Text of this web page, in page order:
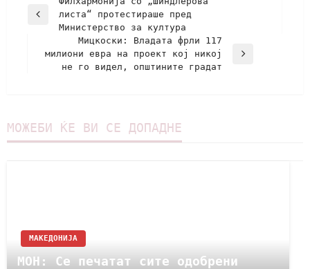
листа“ протестираше пред
Министерство за култура
Мицкоски: Владата фрли 117
милиони евра на проект кој никој
не го видел, општините градат
МОЖЕБИ ЌЕ ВИ СЕ ДОПАДНЕ
МАКЕДОНИЈА
МОН: Се печатат сите одобрени